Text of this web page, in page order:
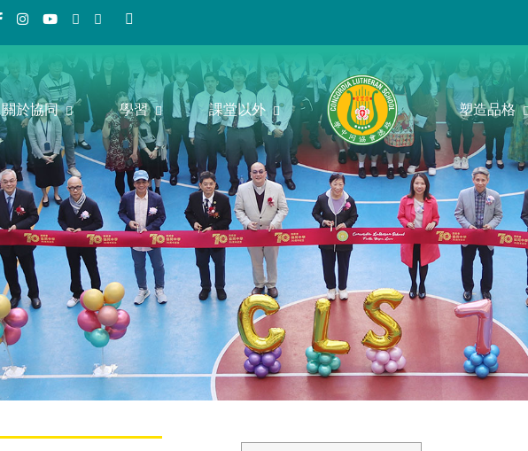
關於協同 學習 課堂以外 塑造品格